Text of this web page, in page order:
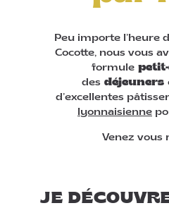
Peu importe l’heure
Cocotte, nous vous
formule
des déjeuners
d’excellentes
lyonnaisienne
Venez vous
JE